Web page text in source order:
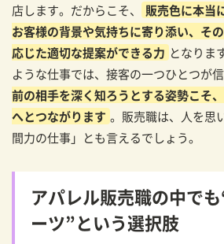
店します。だからこそ、
販売色に本当
お客様の背景や気持ちに寄り添い、そ
応じた適切な提案ができる力 となりま
ような仕事では、接客の一つひとつが信
前の相手を深く知ろうとする姿勢こそ
へとつながります 。販売職は、人を思
間力の仕事」とも言えるでしょう。
アパレル販売職の中で
ーツ”という選択肢